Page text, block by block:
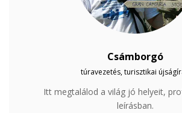
Csámborgó
túravezetés, turisztikai
Itt megtalálod a világ jó helyeit,
leírásban.